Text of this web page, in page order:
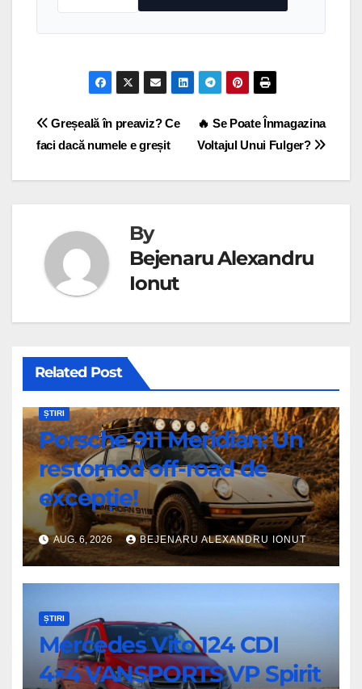
Navigare
🔥 Se Poate Înmagazina
Voltajul Unui Fulger?
Greșeală în preaviz? Ce
faci dacă numele e greșit
By
Bejenaru Alexandru
Ionut
Related Post
ȘTIRI
Porsche 911 Meridian: Un
restomod off-road de
excepție!
AUG. 6, 2026 BEJENARU ALEXANDRU IONUT
ȘTIRI
Mercedes Vito 124 CDI
4×4 VANSPORTS VP Spirit